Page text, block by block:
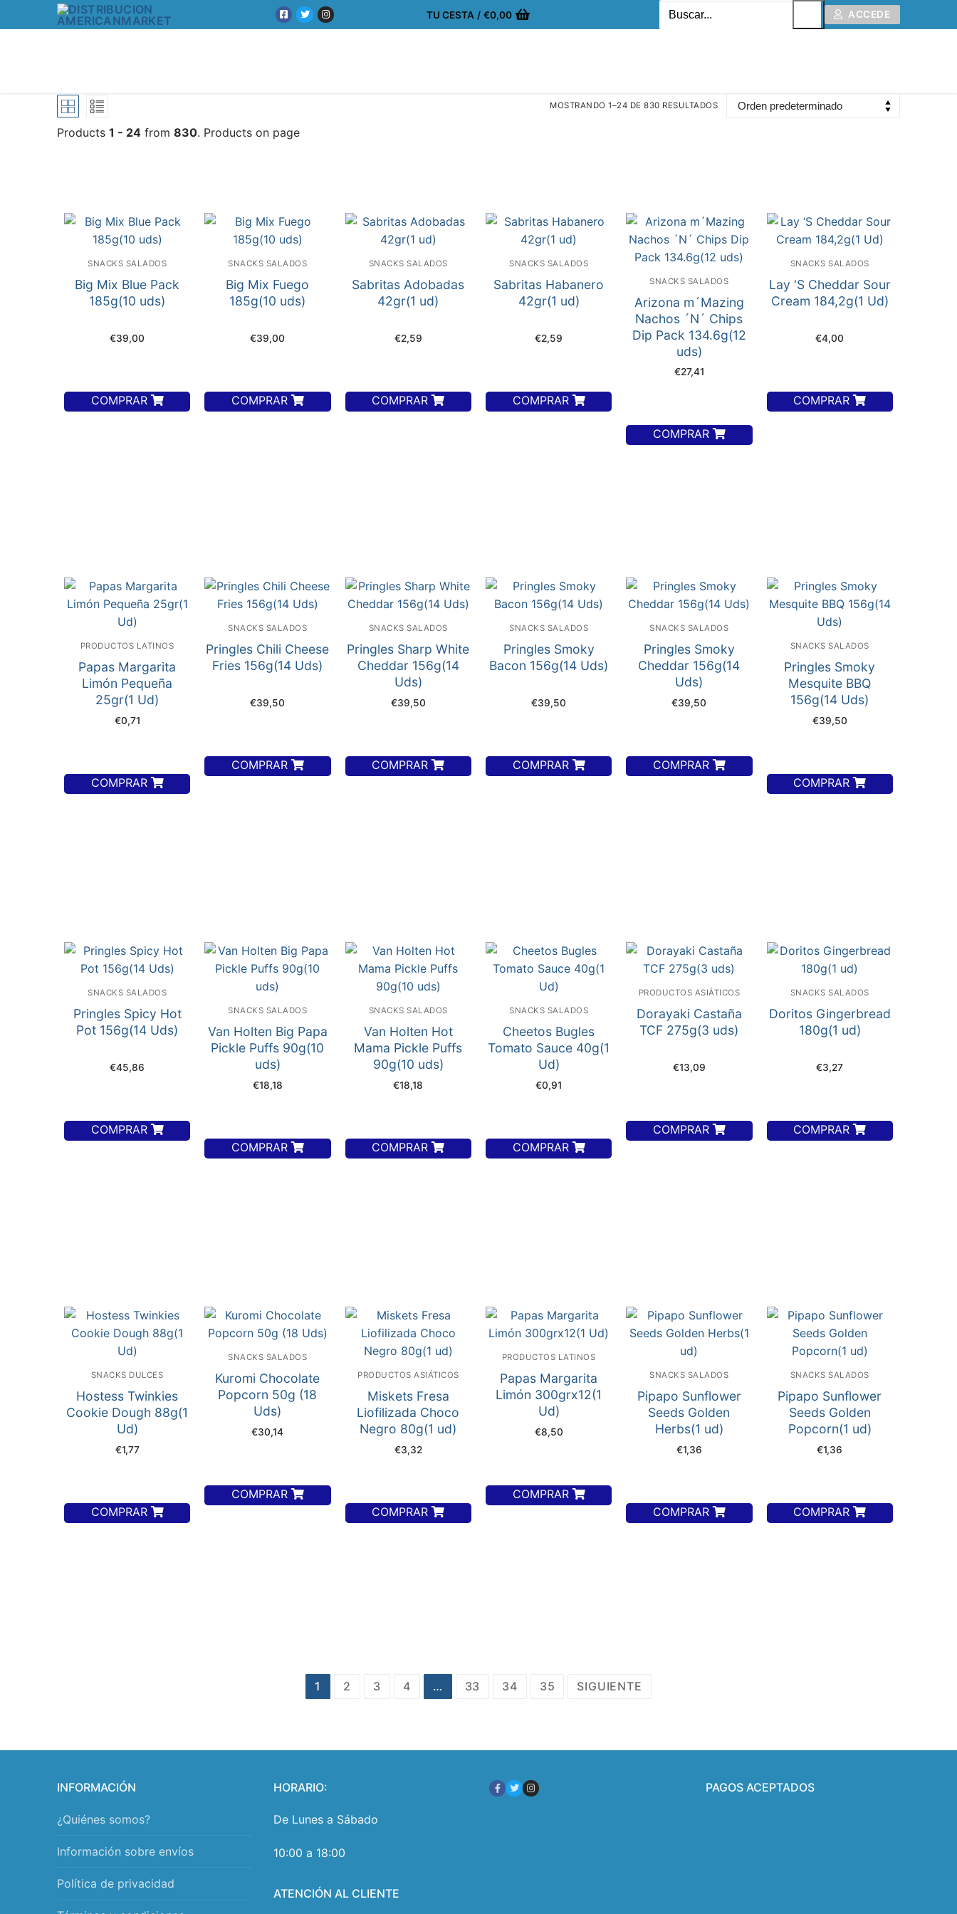
TU CESTA / €0,00 ACCEDE
MOSTRANDO 1–24 DE 830 RESULTADOS
Products 1 - 24 from 830. Products on page
SNACKS SALADOS
Big Mix Blue Pack
185g(10 uds)
€39,00
COMPRAR
SNACKS SALADOS
Big Mix Fuego
185g(10 uds)
€39,00
COMPRAR
SNACKS SALADOS
Sabritas Adobadas
42gr(1 ud)
€2,59
COMPRAR
SNACKS SALADOS
Sabritas Habanero
42gr(1 ud)
€2,59
COMPRAR
SNACKS SALADOS
Arizona m´Mazing
Nachos ´N´ Chips
Dip Pack 134.6g(12
uds)
€27,41
COMPRAR
SNACKS SALADOS
Lay ‘S Cheddar Sour
Cream 184,2g(1 Ud)
€4,00
COMPRAR
PRODUCTOS LATINOS
Papas Margarita
Limón Pequeña
25gr(1 Ud)
€0,71
COMPRAR
SNACKS SALADOS
Pringles Chili Cheese
Fries 156g(14 Uds)
€39,50
COMPRAR
SNACKS SALADOS
Pringles Sharp White
Cheddar 156g(14
Uds)
€39,50
COMPRAR
SNACKS SALADOS
Pringles Smoky
Bacon 156g(14 Uds)
€39,50
COMPRAR
SNACKS SALADOS
Pringles Smoky
Cheddar 156g(14
Uds)
€39,50
COMPRAR
SNACKS SALADOS
Pringles Smoky
Mesquite BBQ
156g(14 Uds)
€39,50
COMPRAR
SNACKS SALADOS
Pringles Spicy Hot
Pot 156g(14 Uds)
€45,86
COMPRAR
SNACKS SALADOS
Van Holten Big Papa
Pickle Puffs 90g(10
uds)
€18,18
COMPRAR
SNACKS SALADOS
Van Holten Hot
Mama Pickle Puffs
90g(10 uds)
€18,18
COMPRAR
SNACKS SALADOS
Cheetos Bugles
Tomato Sauce 40g(1
Ud)
€0,91
COMPRAR
PRODUCTOS ASIÁTICOS
Dorayaki Castaña
TCF 275g(3 uds)
€13,09
COMPRAR
SNACKS SALADOS
Doritos Gingerbread
180g(1 ud)
€3,27
COMPRAR
SNACKS DULCES
Hostess Twinkies
Cookie Dough 88g(1
Ud)
€1,77
COMPRAR
SNACKS SALADOS
Kuromi Chocolate
Popcorn 50g (18
Uds)
€30,14
COMPRAR
PRODUCTOS ASIÁTICOS
Miskets Fresa
Liofilizada Choco
Negro 80g(1 ud)
€3,32
COMPRAR
PRODUCTOS LATINOS
Papas Margarita
Limón 300grx12(1
Ud)
€8,50
COMPRAR
SNACKS SALADOS
Pipapo Sunflower
Seeds Golden
Herbs(1 ud)
€1,36
COMPRAR
SNACKS SALADOS
Pipapo Sunflower
Seeds Golden
Popcorn(1 ud)
€1,36
COMPRAR
1 2 3 4 … 33 34 35 SIGUIENTE
INFORMACIÓN
¿Quiénes somos?
Información sobre envíos
Política de privacidad
HORARIO:
De Lunes a Sábado
10:00 a 18:00
ATENCIÓN AL CLIENTE
PAGOS ACEPTADOS